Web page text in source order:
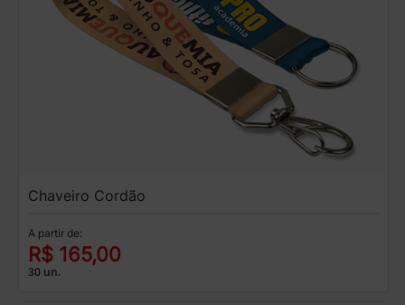
Chaveiro Cordão
A partir de:
R$ 165,00
30 un.